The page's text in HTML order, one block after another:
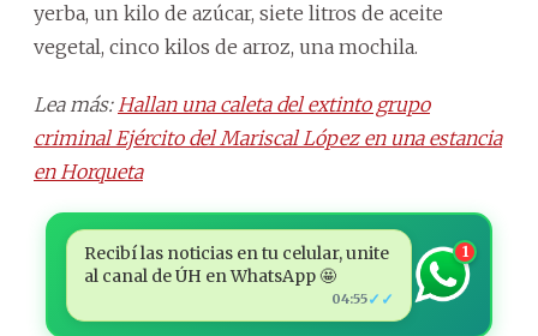
yerba, un kilo de azúcar, siete litros de aceite
vegetal, cinco kilos de arroz, una mochila.
Lea más: Hallan una caleta del extinto grupo
criminal Ejército del Mariscal López en una estancia
en Horqueta
Recibí las noticias en tu celular, unite
al canal de ÚH en WhatsApp 🤩
04:55✓✓
1